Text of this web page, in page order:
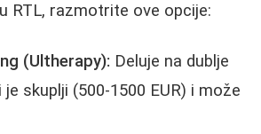
RTL, razmotrite ove opcije:
(Ultherapy): Deluje na dublje
skuplji (500-1500 EUR) i može